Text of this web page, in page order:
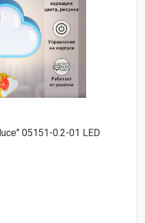
05151-0.2-01 LED